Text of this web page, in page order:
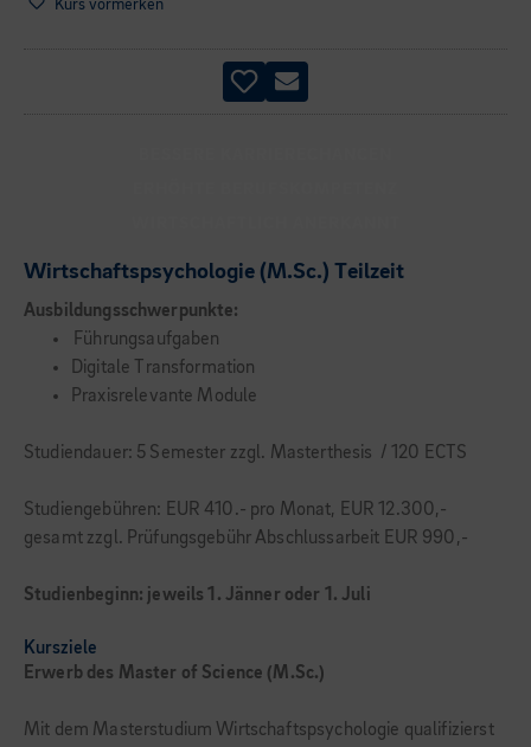
Kurs vormerken
Wirtschaftspsychologie (M.Sc.) Teilzeit
Ausbildungsschwerpunkte:
Führungsaufgaben
Digitale Transformation
Praxisrelevante Module
Studiendauer: 5 Semester zzgl. Masterthesis / 120 ECTS
Studiengebühren: EUR 410.- pro Monat, EUR 12.300,-
gesamt zzgl. Prüfungsgebühr Abschlussarbeit EUR 990,-
Studienbeginn: jeweils 1. Jänner oder 1. Juli
Kursziele
Erwerb des Master of Science (M.Sc.)
Mit dem Masterstudium Wirtschaftspsycho­logie qualifizierst